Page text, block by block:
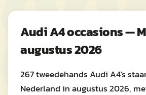
Audi A4 occasions —
augustus 2026
267 tweedehands Audi A4's
Nederland in augustus 2026,